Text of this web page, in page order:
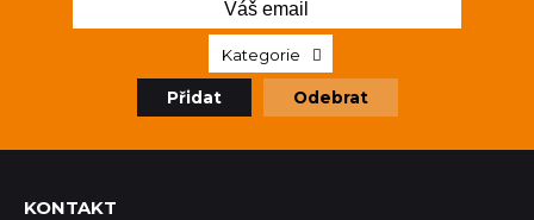
Kategorie
Přidat Odebrat
KONTAKT